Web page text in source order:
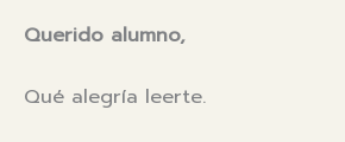
Querido alumno,
Qué alegría leerte.